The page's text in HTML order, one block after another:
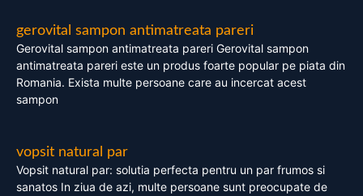
gerovital sampon antimatreata pareri
Gerovital sampon antimatreata pareri Gerovital sampon
antimatreata pareri este un produs foarte popular pe piata din
Romania. Exista multe persoane care au incercat acest
sampon
vopsit natural par
Vopsit natural par: solutia perfecta pentru un par frumos si
sanatos In ziua de azi, multe persoane sunt preocupate de